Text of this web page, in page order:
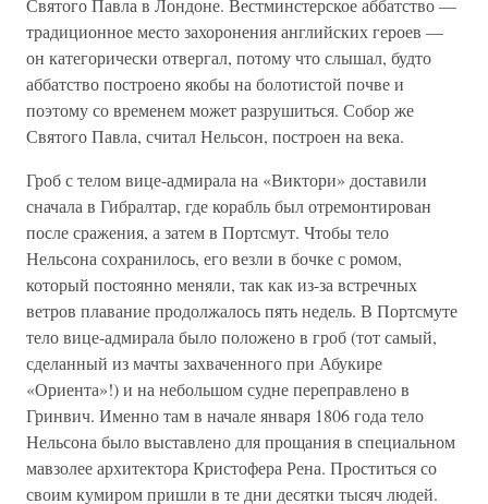
Святого Павла в Лондоне. Вестминстерское аббатство —
традиционное место захоронения английских героев —
он категорически отвергал, потому что слышал, будто
аббатство построено якобы на болотистой почве и
поэтому со временем может разрушиться. Собор же
Святого Павла, считал Нельсон, построен на века.
Гроб с телом вице-адмирала на «Виктори» доставили
сначала в Гибралтар, где корабль был отремонтирован
после сражения, а затем в Портсмут. Чтобы тело
Нельсона сохранилось, его везли в бочке с ромом,
который постоянно меняли, так как из-за встречных
ветров плавание продолжалось пять недель. В Портсмуте
тело вице-адмирала было положено в гроб (тот самый,
сделанный из мачты захваченного при Абукире
«Ориента»!) и на небольшом судне переправлено в
Гринвич. Именно там в начале января 1806 года тело
Нельсона было выставлено для прощания в специальном
мавзолее архитектора Кристофера Рена. Проститься со
своим кумиром пришли в те дни десятки тысяч людей.